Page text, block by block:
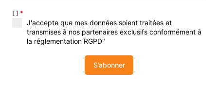
[ ] *
J'accepte que mes données soient traitées et
transmises à nos partenaires exclusifs conformément à
la réglementation RGPD"
S’abonner